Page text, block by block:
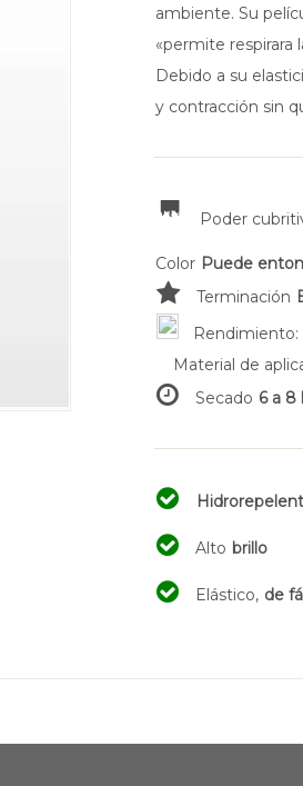
ambiente. Su
«permite respirara
Debido a su
y contracción sin
Poder
Color Puede
Terminación
Rendimiento:
Material de
Secado 6 a 8
Alto brillo
Elástico, de